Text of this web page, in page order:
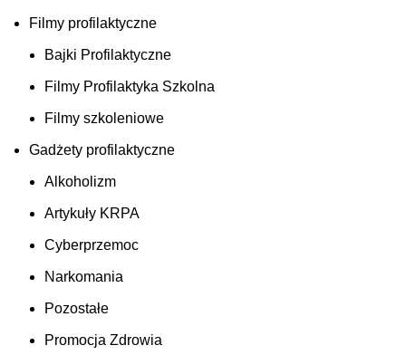
Filmy profilaktyczne
Bajki Profilaktyczne
Filmy Profilaktyka Szkolna
Filmy szkoleniowe
Gadżety profilaktyczne
Alkoholizm
Artykuły KRPA
Cyberprzemoc
Narkomania
Pozostałe
Promocja Zdrowia